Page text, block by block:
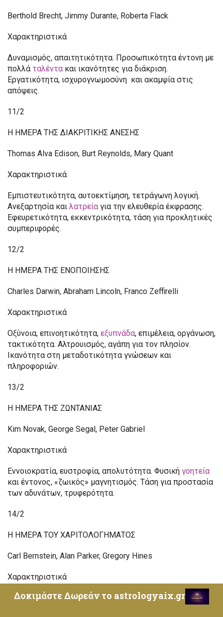
Berthold Brecht, Jimmy Durante, Roberta Flack
Χαρακτηριστικά
Δυναμισμός, απαιτητικότητα. Προσωπικότητα έντονη με
πολλά ταλέντα και ικανότητες για διάκριση.
Εργατικότητα, ισχυρογνωμοσύνη και ακαμψία στις
απόψεις.
11/2
Η ΗΜΕΡΑ ΤΗΣ ΔΙΑΚΡΙΤΙΚΗΣ ΑΝΕΣΗΣ
Thomas Alva Edison, Burt Reynolds, Mary Quant
Χαρακτηριστικά
Εμπιστευτικότητα, αυτοεκτίμηση, τετράγωνη λογική.
Ανεξαρτησία και λατρεία για την ελευθερία έκφρασης.
Εφευρετικότητα, εκκεντρικότητα, τάση για προκλητικές
συμπεριφορές.
12/2
Η ΗΜΕΡΑ ΤΗΣ ΕΝΟΠΟΙΗΣΗΣ
Charles Darwin, Abraham Lincoln, Franco Zeffirelli
Χαρακτηριστικά
Οξύνοια, επινοητικότητα, εξυπνάδα, επιμέλεια, οργάνωση,
τακτικότητα. Αλτρουισμός, αγάπη για τον πλησίον.
Ικανότητα στη μεταδοτικότητα γνώσεων και
πληροφοριών.
13/2
Η ΗΜΕΡΑ ΤΗΣ ΖΩΝΤΑΝΙΑΣ
Kim Novak, George Segal, Peter Gabriel
Χαρακτηριστικά
Εννοιοκρατία, ευστροφία, απολυτότητα. Φυσική γοητεία
και έντονος, «ζωικός» μαγνητισμός. Τάση για προστασία
των αδυνάτων, τρυφερότητα.
14/2
Η ΗΜΕΡΑ ΤΟΥ ΧΑΡΙΤΟΛΟΓΗΜΑΤΟΣ
Carl Bernstein, Alan Parker, Gregory Hines
Χαρακτηριστικά
Ελευθερία, αυθορμητισμός, ενεργητικότητα. Πνεύμα
Δοκιμάστε Δωρεάν το astrologyaix.gr